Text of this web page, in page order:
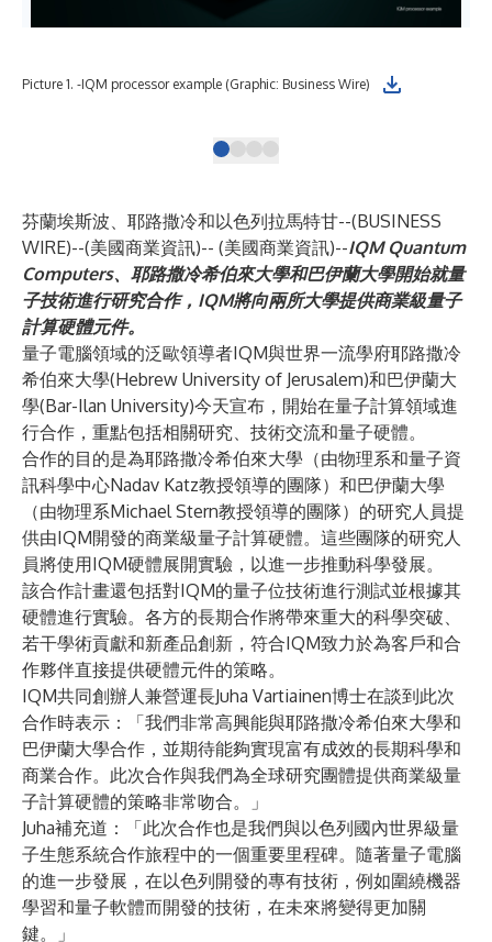
Picture 1. -IQM processor example (Graphic: Business Wire)
芬蘭埃斯波、耶路撒冷和以色列拉馬特甘--(BUSINESS
WIRE)--(美國商業資訊)-- (美國商業資訊)--IQM Quantum
Computers、 耶路撒冷希伯來大學和巴伊蘭大學開始就量
子技術進行研究合作，IQM將向兩所大學提供商業級量子
計算硬體元件。
量子電腦領域的泛歐領導者IQM與世界一流學府耶路撒冷
希伯來大學(Hebrew University of Jerusalem)和巴伊蘭大
學(Bar-Ilan University)今天宣布，開始在量子計算領域進
行合作，重點包括相關研究、技術交流和量子硬體。
合作的目的是為耶路撒冷希伯來大學（由物理系和量子資
訊科學中心Nadav Katz教授領導的團隊）和巴伊蘭大學
（由物理系Michael Stern教授領導的團隊）的研究人員提
供由IQM開發的商業級量子計算硬體。這些團隊的研究人
員將使用IQM硬體展開實驗，以進一步推動科學發展。
該合作計畫還包括對IQM的量子位技術進行測試並根據其
硬體進行實驗。各方的長期合作將帶來重大的科學突破、
若干學術貢獻和新產品創新，符合IQM致力於為客戶和合
作夥伴直接提供硬體元件的策略。
IQM共同創辦人兼營運長Juha Vartiainen博士在談到此次
合作時表示：「我們非常高興能與耶路撒冷希伯來大學和
巴伊蘭大學合作，並期待能夠實現富有成效的長期科學和
商業合作。此次合作與我們為全球研究團體提供商業級量
子計算硬體的策略非常吻合。」
Juha補充道：「此次合作也是我們與以色列國內世界級量
子生態系統合作旅程中的一個重要里程碑。隨著量子電腦
的進一步發展，在以色列開發的專有技術，例如圍繞機器
學習和量子軟體而開發的技術，在未來將變得更加關
鍵。」